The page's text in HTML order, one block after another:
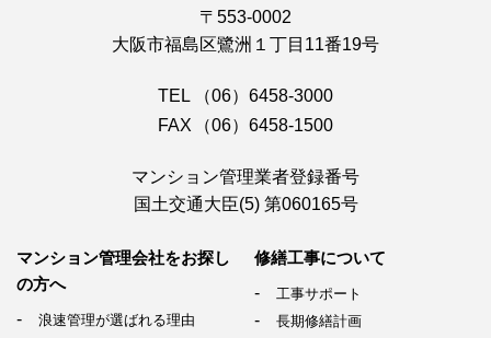
〒553-0002
大阪市福島区鷺洲１丁目11番19号
TEL
（06）6458-3000
FAX
（06）6458-1500
マンション管理業者登録番号
国土交通大臣(5) 第060165号
マンション管理会社をお探し
の方へ
浪速管理が選ばれる理由
修繕工事について
工事サポート
長期修繕計画